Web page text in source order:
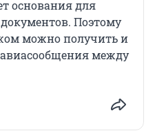
основания для
Поэтому
можно получить и
между